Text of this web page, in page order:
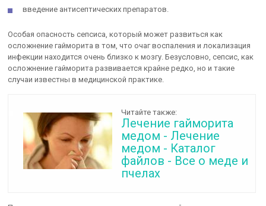
введение антисептических препаратов.
Особая опасность сепсиса, который может развиться как
осложнение гайморита в том, что очаг воспаления и локализация
инфекции находится очень близко к мозгу. Безусловно, сепсис, как
осложнение гайморита развивается крайне редко, но и такие
случаи известны в медицинской практике.
Читайте также:
Лечение гайморита
медом - Лечение
медом - Каталог
файлов - Все о меде и
пчелах